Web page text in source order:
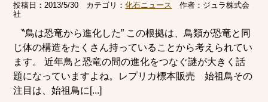
投稿日：2013/5/30 カテゴリ：化石ニュース 作者： ジュラ株式会
社
〝鳥は恐竜から進化した” この根拠は、鳥類が恐竜と同
じ体の構造をたくさん持っていることから考えられてい
ます。 近年鳥と恐竜の間の進化をつなぐ謎が大きく話
題になっていますよね。レプリカ標本販売 始祖鳥その
注目は、始祖鳥に[...]